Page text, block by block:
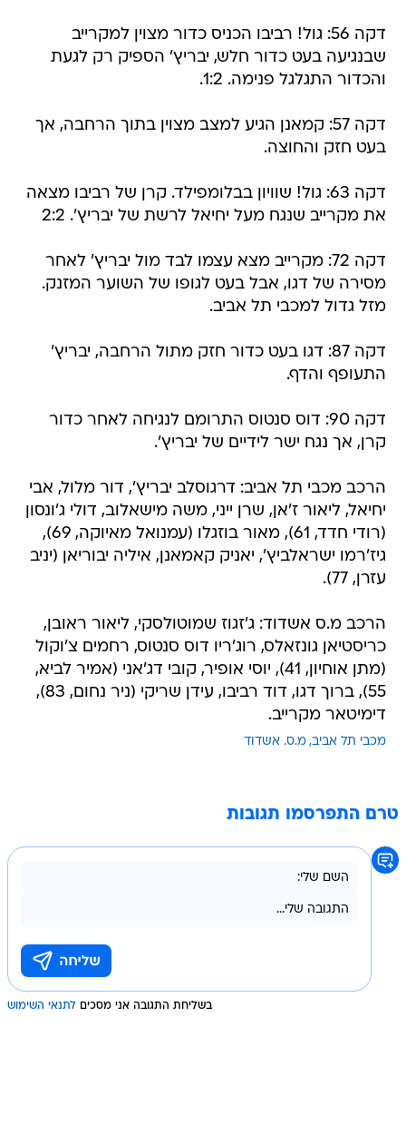
דקה 56: גול! רביבו הכניס כדור מצוין למקרייב
שבנגיעה בעט כדור חלש, יבריץ' הספיק רק לגעת
והכדור התגלגל פנימה. 1:2.
דקה 57: קמאנן הגיע למצב מצוין בתוך הרחבה, אך
בעט חזק והחוצה.
דקה 63: גול! שוויון בבלומפילד. קרן של רביבו מצאה
את מקרייב שנגח מעל יחיאל לרשת של יבריץ'. 2:2
דקה 72: מקרייב מצא עצמו לבד מול יבריץ' לאחר
מסירה של דגו, אבל בעט לגופו של השוער המזנק.
מזל גדול למכבי תל אביב.
דקה 87: דגו בעט כדור חזק מתול הרחבה, יבריץ'
התעופף והדף.
דקה 90: דוס סנטוס התרומם לנגיחה לאחר כדור
קרן, אך נגח ישר לידיים של יבריץ'.
הרכב מכבי תל אביב: דרגוסלב יבריץ', דור מלול, אבי
יחיאל, ליאור ז'אן, שרן ייני, משה מישאלוב, דולי ג'ונסון
(רודי חדד, 61), מאור בוזגלו (עמנואל מאיוקה, 69),
גיז'רמו ישראלביץ', יאניק קאמאנן, איליה יבוריאן (יניב
עזרן, 77).
הרכב מ.ס אשדוד: ג'זגוז שמוטולסקי, ליאור ראובן,
כריסטיאן גונזאלס, רוג'ריו דוס סנטוס, רחמים צ'וקול
(מתן אוחיון, 41), יוסי אופיר, קובי דג'אני (אמיר לביא,
55), ברוך דגו, דוד רביבו, עידן שריקי (ניר נחום, 83),
דימיטאר מקרייב.
מכבי תל אביב מ.ס. אשדוד
טרם התפרסמו תגובות
בשליחת התגובה אני מסכים לתנאי השימוש